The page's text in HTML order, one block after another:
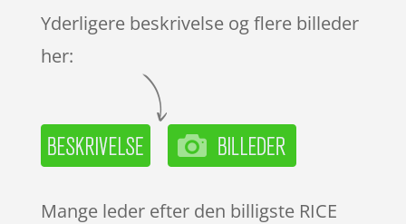
Yderligere beskrivelse og flere billeder
her:
Mange leder efter den billigste RICE